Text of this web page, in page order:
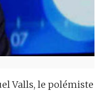
Valls, le polémiste